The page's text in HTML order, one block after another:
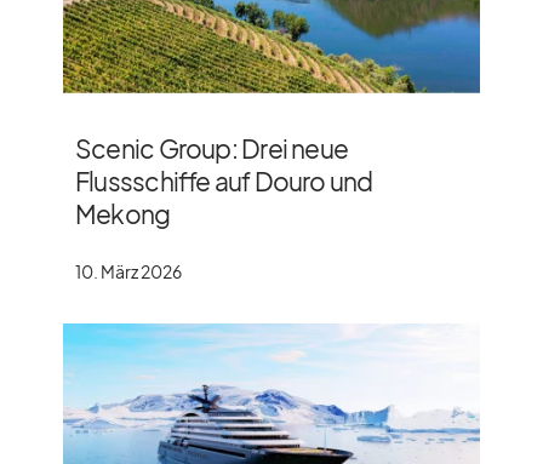
Scenic Group: Drei neue
Flussschiffe auf Douro und
Mekong
10. März 2026